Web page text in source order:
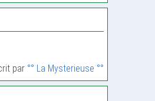
par °° La Mysterieuse °°